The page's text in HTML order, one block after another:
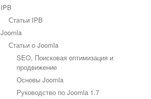
IPB
Статьи IPB
Joomla
Статьи о Joomla
SEO, Поисковая оптимизация и
продвижение
Основы Joomla
Руководство по Joomla 1.7